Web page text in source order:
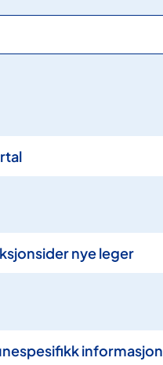
nye leger
informasjon